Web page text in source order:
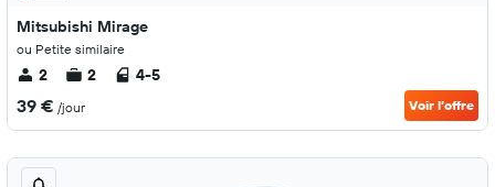
Mitsubishi Mirage
ou Petite similaire
2 2 4-5
39 € /jour Voir l’offre